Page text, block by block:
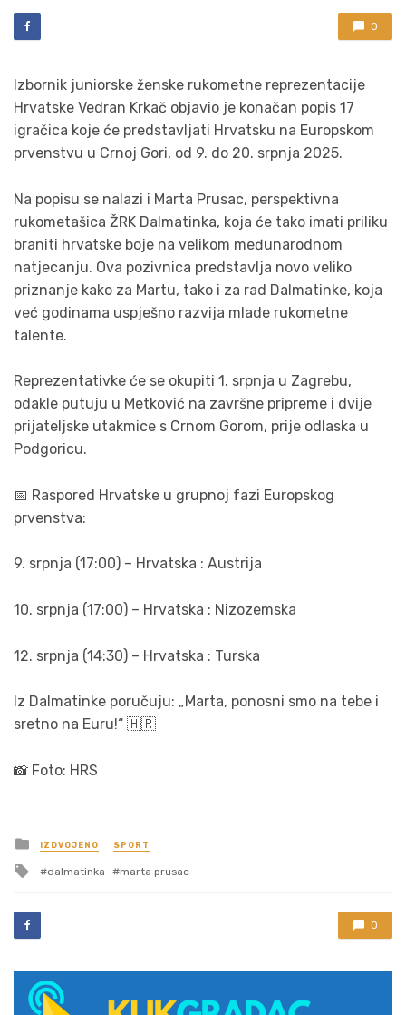
0
Izbornik juniorske ženske rukometne reprezentacije
Hrvatske Vedran Krkač objavio je konačan popis 17
igračica koje će predstavljati Hrvatsku na Europskom
prvenstvu u Crnoj Gori, od 9. do 20. srpnja 2025.
Na popisu se nalazi i Marta Prusac, perspektivna
rukometašica ŽRK Dalmatinka, koja će tako imati priliku
braniti hrvatske boje na velikom međunarodnom
natjecanju. Ova pozivnica predstavlja novo veliko
priznanje kako za Martu, tako i za rad Dalmatinke, koja
već godinama uspješno razvija mlade rukometne
talente.
Reprezentativke će se okupiti 1. srpnja u Zagrebu,
odakle putuju u Metković na završne pripreme i dvije
prijateljske utakmice s Crnom Gorom, prije odlaska u
Podgoricu.
📅 Raspored Hrvatske u grupnoj fazi Europskog
prvenstva:
9. srpnja (17:00) – Hrvatska : Austrija
10. srpnja (17:00) – Hrvatska : Nizozemska
12. srpnja (14:30) – Hrvatska : Turska
Iz Dalmatinke poručuju: „Marta, ponosni smo na tebe i
sretno na Euru!“ 🇭🇷
📸 Foto: HRS
Posted
in
IZDVOJENO SPORT
Tagged
dalmatinka marta prusac
0